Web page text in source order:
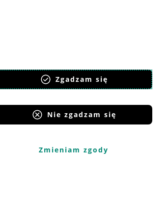
Zgadzam się
Nie zgadzam się
Zmieniam zgody